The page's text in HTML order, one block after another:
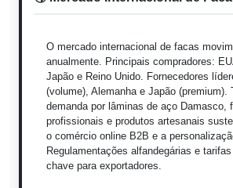
O mercado internacional de facas
anualmente. Principais compradores:
Japão e Reino Unido. Fornecedores
(volume), Alemanha e Japão (premium).
demanda por lâminas de aço Damasco,
profissionais e produtos artesanais
o comércio online B2B e a
Regulamentações alfandegárias e
chave para exportadores.